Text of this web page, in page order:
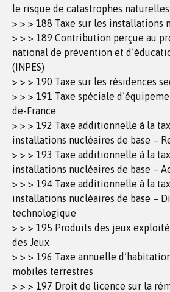
le risque de catastrophes naturelles
> > > 188 Taxe sur les installations
> > > 189 Contribution perçue au
national de prévention et
(INPES)
> > > 190 Taxe sur les résidences
> > > 191 Taxe spéciale
de-France
> > > 192 Taxe additionnelle à la
installations nucléaires de base –
> > > 193 Taxe additionnelle à la
installations nucléaires de base –
> > > 194 Taxe additionnelle à la
installations nucléaires de base –
technologique
> > > 195 Produits des jeux
des Jeux
> > > 196 Taxe annuelle
mobiles terrestres
> > > 197 Droit de licence sur la